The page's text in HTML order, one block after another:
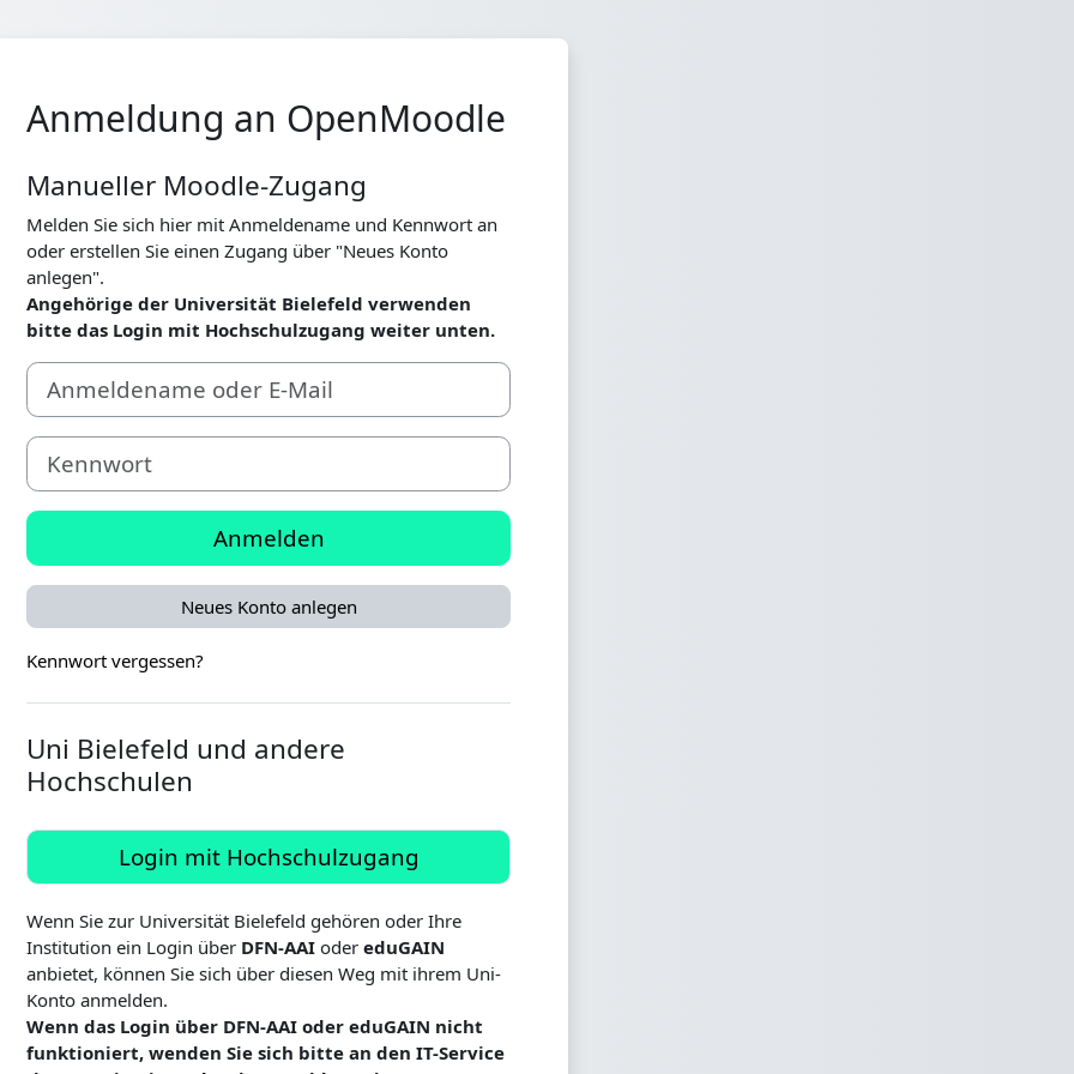
Anmeldung an OpenMoodle
Manueller Moodle-Zugang
Melden Sie sich hier mit Anmeldename und Kennwort an
oder erstellen Sie einen Zugang über "Neues Konto
anlegen".
Angehörige der Universität Bielefeld verwenden
bitte das Login mit Hochschulzugang weiter unten.
Anmeldename oder E-Mail
Kennwort
Anmelden
Neues Konto anlegen
Kennwort vergessen?
Uni Bielefeld und andere
Hochschulen
Login mit Hochschulzugang
Wenn Sie zur Universität Bielefeld gehören oder Ihre
Institution ein Login über DFN-AAI oder eduGAIN
anbietet, können Sie sich über diesen Weg mit ihrem Uni-
Konto anmelden.
Wenn das Login über DFN-AAI oder eduGAIN nicht
funktioniert, wenden Sie sich bitte an den IT-Service